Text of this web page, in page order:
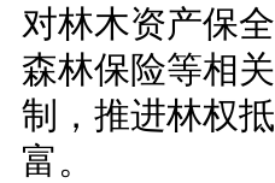
对林木资产保
森林保险等相
制，推进林权
富。